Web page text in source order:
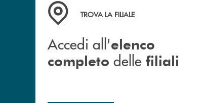
Accedi all' elenco completo delle filiali
TROVA LA FILIALE
Accedi all'elenco
completo delle filiali